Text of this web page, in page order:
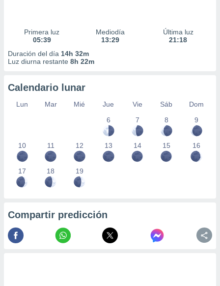
Primera luz
05:39
Mediodía
13:29
Última luz
21:18
Duración del día 14h 32m
Luz diurna restante 8h 22m
Calendario lunar
Lun Mar Mié Jue Vie Sáb
Dom
6
7 8 9
10 11 12 13 14 15 16
17 18 19
Compartir predicción